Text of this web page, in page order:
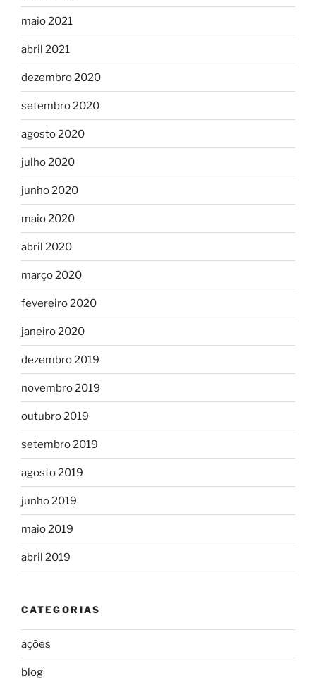
maio 2021
abril 2021
dezembro 2020
setembro 2020
agosto 2020
julho 2020
junho 2020
maio 2020
abril 2020
março 2020
fevereiro 2020
janeiro 2020
dezembro 2019
novembro 2019
outubro 2019
setembro 2019
agosto 2019
junho 2019
maio 2019
abril 2019
CATEGORIAS
ações
blog